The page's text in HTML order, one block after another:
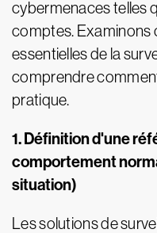
cybermenaces telles
comptes. Examinons
essentielles de la
comprendre
pratique.
1. Définition d'une
comportement
situation)
Les solutions de